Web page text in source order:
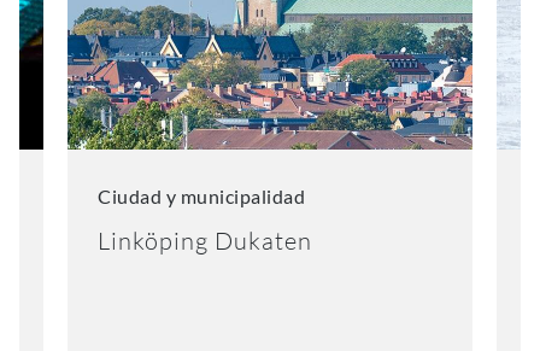
Ciudad y municipalidad
Linköping Dukaten